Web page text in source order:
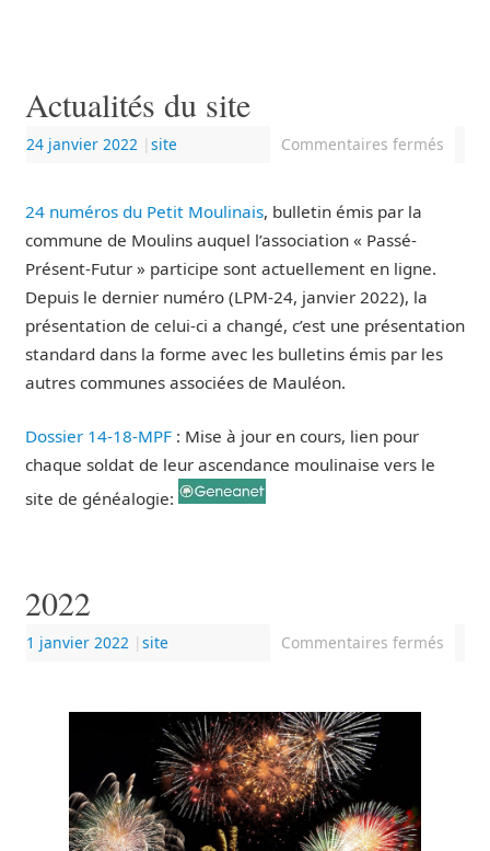
Actualités du site
24 janvier 2022 | site Commentaires fermés
24 numéros du Petit Moulinais, bulletin émis par la
commune de Moulins auquel l’association « Passé-
Présent-Futur » participe sont actuellement en ligne.
Depuis le dernier numéro (LPM-24, janvier 2022), la
présentation de celui-ci a changé, c’est une présentation
standard dans la forme avec les bulletins émis par les
autres communes associées de Mauléon.
Dossier 14-18-MPF: Mise à jour en cours, lien pour
chaque soldat de leur ascendance moulinaise vers le
site de généalogie:
2022
1 janvier 2022 | site Commentaires fermés